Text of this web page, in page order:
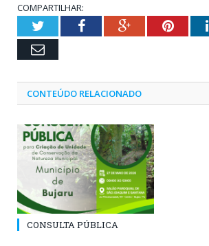
COMPARTILHAR:
TwitterFacebookGoogle+
Email
CONTEÚDO RELACIONADO
CONSULTA PÚBLICA